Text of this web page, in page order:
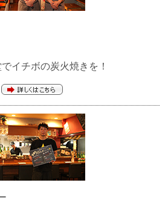
イチボの炭火焼きを！